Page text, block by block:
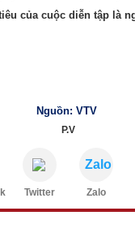
của cuộc diễn tập là
Nguồn: VTV
P.V
Twitter
Zalo
Zalo